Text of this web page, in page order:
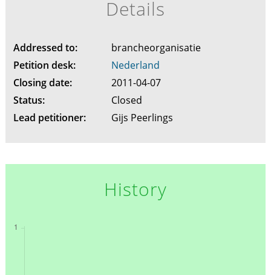
Details
Addressed to:
brancheorganisatie
Petition desk:
Nederland
Closing date:
2011-04-07
Status:
Closed
Lead petitioner:
Gijs Peerlings
History